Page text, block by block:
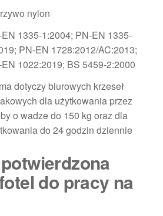
nylon
1335-1:2004; PN-EN 1335-
PN-EN 1728:2012/AC:2013;
1022:2019; BS 5459-2:2000
dotyczy biurowych krzeseł
dla użytkowania przez
o wadze do 150 kg oraz dla
do 24 godzin dziennie
do pracy na